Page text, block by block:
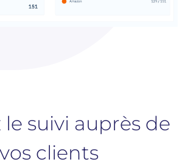
le suivi auprès de
vos clients